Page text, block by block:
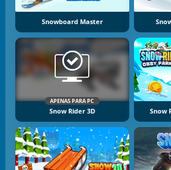
Snowboard Master
APENAS PARA PC
Snow Rider 3D Snow